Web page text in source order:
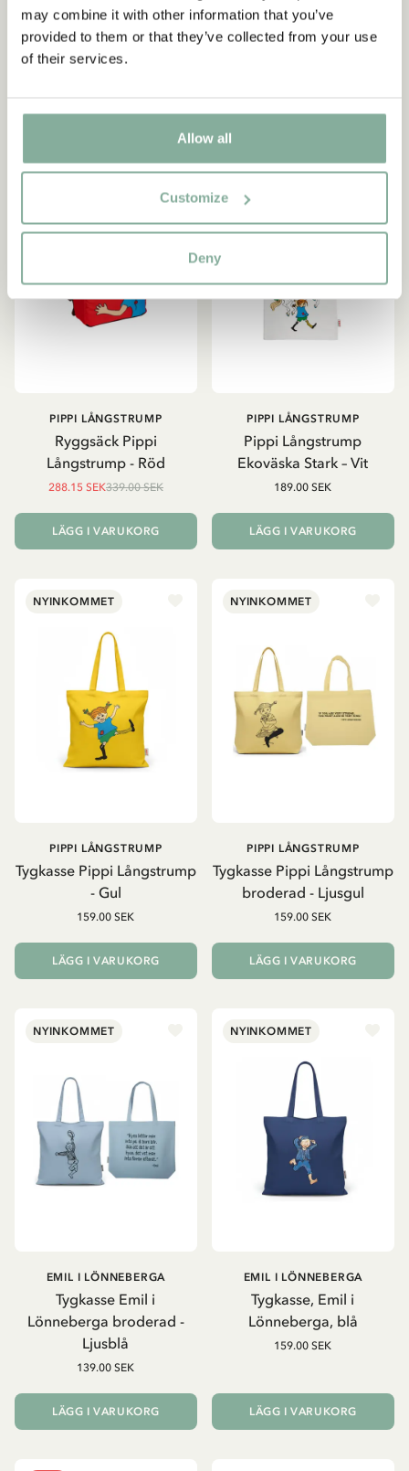
may combine it with other information that you’ve
provided to them or that they’ve collected from your use
of their services.
Allow all
Customize
Deny
Tygväska Pippi Långstrump
Nattsärk - Rosa
209.00 SEK
Tygväska Pippi Långstrump
Sakletare - Vit
-15%
Ryggsäck Pippi
Långstrump - Röd
PIPPI LÅNGSTRUMP
288.15 SEK339.00 SEK
LÄGG I VARUKORG
Pippi Långstrump
Ekoväska Stark – Vit
PIPPI LÅNGSTRUMP
189.00 SEK
LÄGG I VARUKORG
NYINKOMMET
Tygkasse Pippi Långstrump
- Gul
PIPPI LÅNGSTRUMP
159.00 SEK
LÄGG I VARUKORG
NYINKOMMET
Tygkasse Pippi Långstrump
broderad - Ljusgul
PIPPI LÅNGSTRUMP
159.00 SEK
LÄGG I VARUKORG
NYINKOMMET
Tygkasse Emil i
Lönneberga broderad -
Ljusblå
EMIL I LÖNNEBERGA
139.00 SEK
LÄGG I VARUKORG
NYINKOMMET
Tygkasse, Emil i
Lönneberga, blå
EMIL I LÖNNEBERGA
159.00 SEK
LÄGG I VARUKORG